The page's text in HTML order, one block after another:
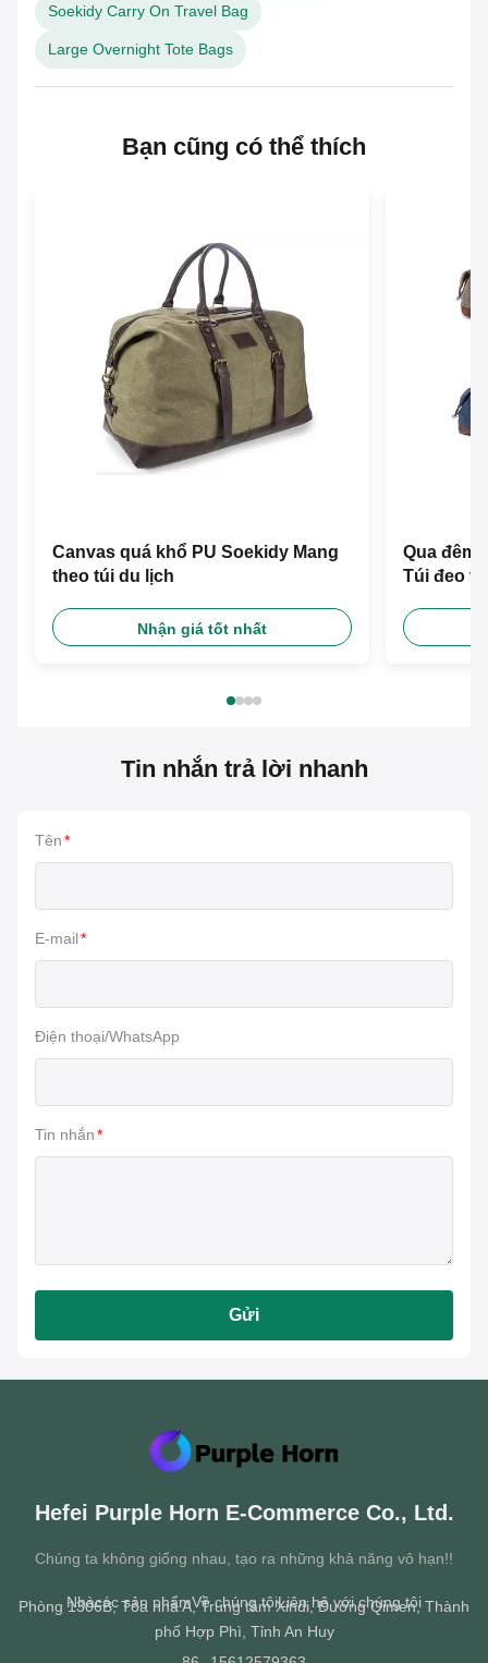
Soekidy Carry On Travel Bag
Large Overnight Tote Bags
Bạn cũng có thể thích
Canvas quá khổ PU Soekidy Mang
theo túi du lịch
Nhận giá tốt nhất
Qua đêm
Túi đeo
Tin nhắn trả lời nhanh
Tên*
E-mail*
Điện thoại/WhatsApp
Tin nhắn*
Gửi
Hefei Purple Horn E-Commerce Co., Ltd.
Chúng ta không giống nhau, tạo ra những khả năng vô hạn!!
Nhàcác sản phẩmVề chúng tôiLiên hệ với chúng tôi
Phòng 1306B, Tòa nhà A, Trung tâm Xindi, Đường Qimen, Thành
phố Hợp Phì, Tỉnh An Huy